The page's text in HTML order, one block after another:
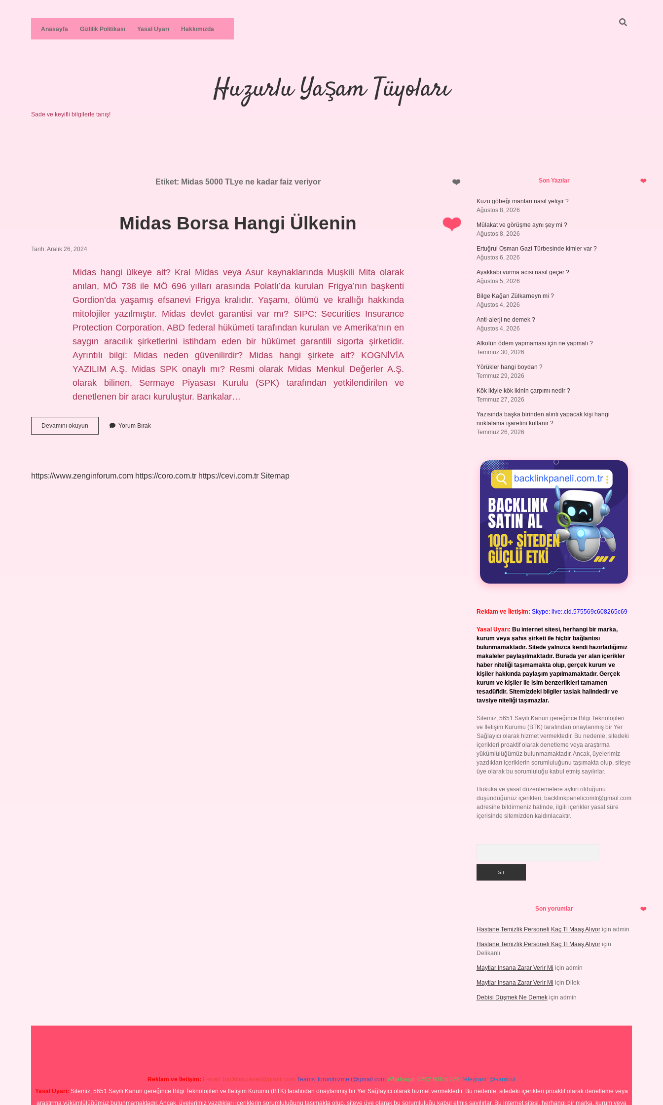
Anasayfa Gizlilik Politikası Yasal Uyarı Hakkımızda
Huzurlu Yaşam Tüyoları
Sade ve keyifli bilgilerle tanış!
Etiket: Midas 5000 TLye ne kadar faiz veriyor
Midas Borsa Hangi Ülkenin
Tarih: Aralık 26, 2024
Midas hangi ülkeye ait? Kral Midas veya Asur kaynaklarında Muşkili Mita olarak
anılan, MÖ 738 ile MÖ 696 yılları arasında Polatlı’da kurulan Frigya’nın başkenti
Gordion’da yaşamış efsanevi Frigya kralıdır. Yaşamı, ölümü ve krallığı hakkında
mitolojiler yazılmıştır. Midas devlet garantisi var mı? SIPC: Securities Insurance
Protection Corporation, ABD federal hükümeti tarafından kurulan ve Amerika’nın en
saygın aracılık şirketlerini istihdam eden bir hükümet garantili sigorta şirketidir.
Ayrıntılı bilgi: Midas neden güvenilirdir? Midas hangi şirkete ait? KOGNİVİA
YAZILIM A.Ş. Midas SPK onaylı mı? Resmi olarak Midas Menkul Değerler A.Ş.
olarak bilinen, Sermaye Piyasası Kurulu (SPK) tarafından yetkilendirilen ve
denetlenen bir aracı kuruluştur. Bankalar…
Devamını okuyun
Borsa
Yorum Bırak
https://www.zenginforum.com https://coro.com.tr https://cevi.com.tr Sitemap
SidebarSon Yazılar
Kuzu göbeği mantarı nasıl yetişir ?
Ağustos 8, 2026
Mülakat ve görüşme aynı şey mi ?
Ağustos 8, 2026
Ertuğrul Osman Gazi Türbesinde kimler var ?
Ağustos 6, 2026
Ayakkabı vurma acısı nasıl geçer ?
Ağustos 5, 2026
Bilge Kağan Zülkarneyn mi ?
Ağustos 4, 2026
Anti-alerji ne demek ?
Ağustos 4, 2026
Alkolün ödem yapmaması için ne yapmalı ?
Temmuz 30, 2026
Yörükler hangi boydan ?
Temmuz 29, 2026
Kök ikiyle kök ikinin çarpımı nedir ?
Temmuz 27, 2026
Yazısında başka birinden alıntı yapacak kişi hangi
noktalama işaretini kullanır ?
Temmuz 26, 2026
Reklam ve İletişim: Skype: live:.cid.575569c608265c69
Yasal Uyarı: Bu internet sitesi, herhangi bir marka,
kurum veya şahıs şirketi ile hiçbir bağlantısı
bulunmamaktadır. Sitede yalnızca kendi hazırladığımız
makaleler paylaşılmaktadır. Burada yer alan içerikler
haber niteliği taşımamakta olup, gerçek kurum ve
kişiler hakkında paylaşım yapılmamaktadır. Gerçek
kurum ve kişiler ile isim benzerlikleri tamamen
tesadüfidir. Sitemizdeki bilgiler taslak halindedir ve
tavsiye niteliği taşımazlar.
Sitemiz, 5651 Sayılı Kanun gereğince Bilgi Teknolojileri
ve İletişim Kurumu (BTK) tarafından onaylanmış bir Yer
Sağlayıcı olarak hizmet vermektedir. Bu nedenle, sitedeki
içerikleri proaktif olarak denetleme veya araştırma
yükümlülüğümüz bulunmamaktadır. Ancak, üyelerimiz
yazdıkları içeriklerin sorumluluğunu taşımakta olup, siteye
üye olarak bu sorumluluğu kabul etmiş sayılırlar.
Hukuka ve yasal düzenlemelere aykırı olduğunu
düşündüğünüz içerikleri, backlinkpanelicomtr@gmail.com
adresine bildirmeniz halinde, ilgili içerikler yasal süre
içerisinde sitemizden kaldırılacaktır.
Son yorumlar
Hastane Temizlik Personeli Kaç Tl Maaş Alıyoriçin admin
Hastane Temizlik Personeli Kaç Tl Maaş Alıyoriçin
Delikanlı
Maytlar Insana Zarar Verir Mi için admin
Maytlar Insana Zarar Verir Mi için Dilek
Debisi Düşmek Ne Demekiçin admin
Reklam ve İletişim: E-mail: backlinkpaneli@gmail.com Teams: forumhizmeti@gmail.com Whatsapp: 0262 606 0 726 Telegram: @karabul
Yasal Uyarı: Sitemiz, 5651 Sayılı Kanun gereğince Bilgi Teknolojileri ve İletişim Kurumu (BTK) tarafından onaylanmış bir Yer Sağlayıcı olarak hizmet vermektedir. Bu nedenle, sitedeki içerikleri proaktif olarak denetleme veya
araştırma yükümlülüğümüz bulunmamaktadır. Ancak, üyelerimiz yazdıkları içeriklerin sorumluluğunu taşımakta olup, siteye üye olarak bu sorumluluğu kabul etmiş sayılırlar. Bu internet sitesi, herhangi bir marka, kurum veya